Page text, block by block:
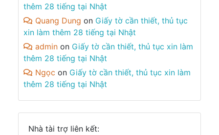
thêm 28 tiếng tại Nhật
Quang Dung on Giấy tờ cần thiết, thủ tục
xin làm thêm 28 tiếng tại Nhật
admin on Giấy tờ cần thiết, thủ tục xin làm
thêm 28 tiếng tại Nhật
Ngọc on Giấy tờ cần thiết, thủ tục xin làm
thêm 28 tiếng tại Nhật
Nhà tài trợ liên kết: